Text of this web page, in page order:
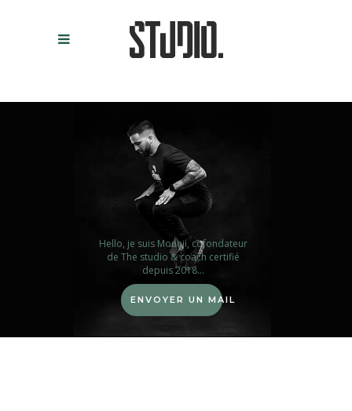
Hello, je suis Mounji, cofondateur
de The studio & coach certifié
depuis 2018...
ENVOYER UN MAIL